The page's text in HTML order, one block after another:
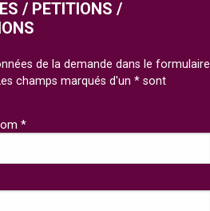
/ PETITIONS /
de la demande dans le formulaire
champs marqués d'un * sont
*